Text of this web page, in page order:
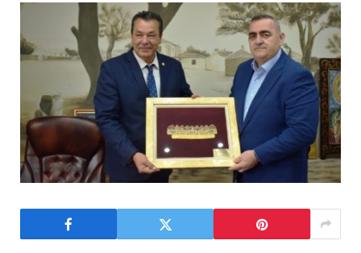
Πώς έγινε η επίθεση στους δύο
ελληνοαμερικανούς στην Ακρόπολη
21.07.2026 | 13:44
«Φρένο» στα ηλεκτρικά πατίνια:
Τέλος η οδήγησή τους από
ανήλικους
21.07.2026 | 13:35
Τροχαίο στην Πειραιώς: ΙΧ
συγκρούστηκε με φορτηγό – Ένας